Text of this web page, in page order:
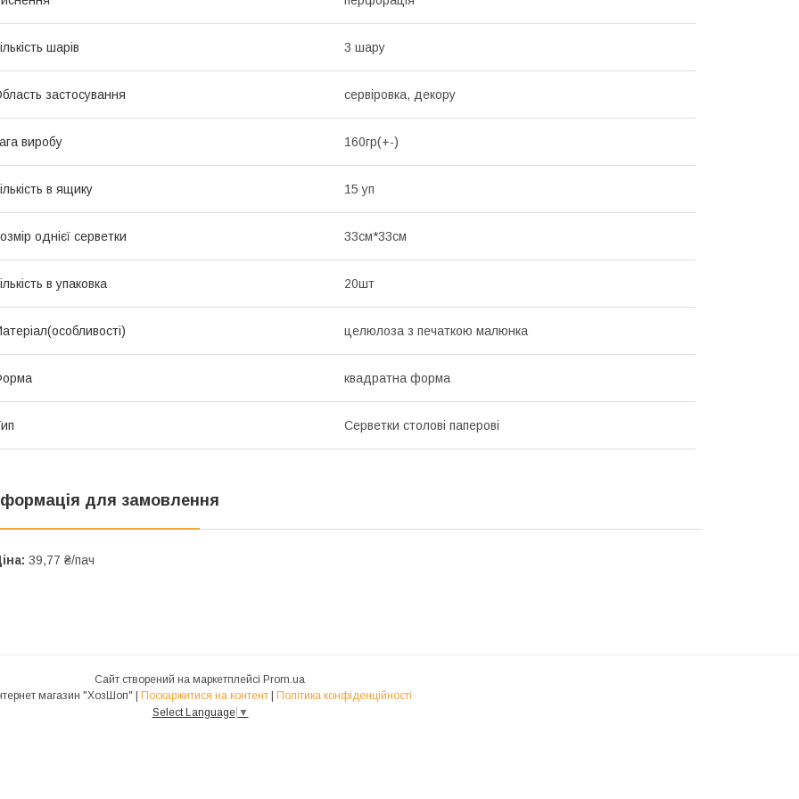
шарів 3 шару
застосування сервіровка, декору
виробу 160гр(+-)
в ящику 15 уп
однієї серветки 33см*33см
в упаковка 20шт
целюлоза з печаткою малюнка
квадратна форма
Серветки столові паперові
для замовлення
39,77 ₴/пач
Сайт створений на маркетплейсі Prom.ua
Поскаржитися на контент
Політика конфіденційності
Select Language ▼